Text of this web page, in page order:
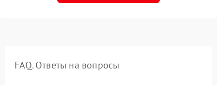
FAQ. Ответы на вопросы